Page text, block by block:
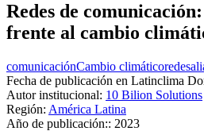
Redes de
frente al cambio
comunicaciónCambio climáticoredes
Fecha de publicación en Latinclima
Autor institucional: 10 Bilion Solutions
Región: América Latina
Año de publicación:: 2023